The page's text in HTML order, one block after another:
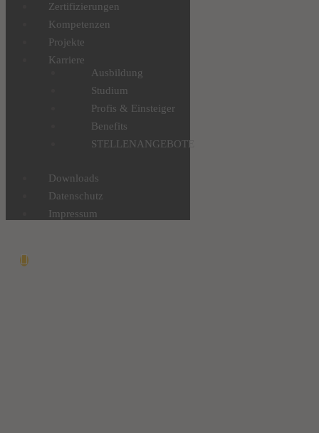
Zertifizierungen
Kompetenzen
Projekte
Karriere
Ausbildung
Studium
Profis & Einsteiger
Benefits
STELLENANGEBOTE
Downloads
Datenschutz
Impressum